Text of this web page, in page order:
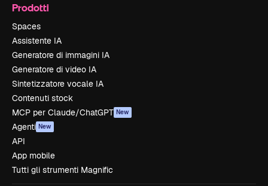
Prodotti
Spaces
Assistente IA
Generatore di immagini IA
Generatore di video IA
Sintetizzatore vocale IA
Contenuti stock
MCP per Claude/ChatGPT New
Agenti New
API
App mobile
Tutti gli strumenti Magnific